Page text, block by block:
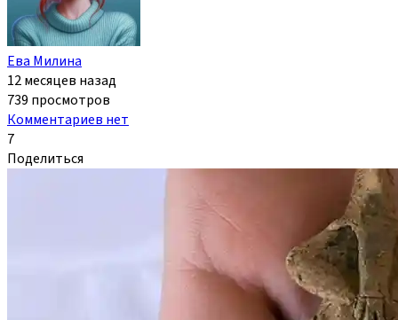
Ева Милина
12 месяцев назад
739 просмотров
Комментариев нет
7
Поделиться